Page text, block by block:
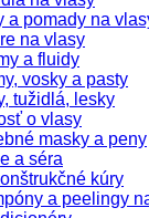
a pomady na
na vlasy
a fluidy
vosky a pasty
tužidlá, lesky
o vlasy
masky a peny
a séra
kúry
a peelingy